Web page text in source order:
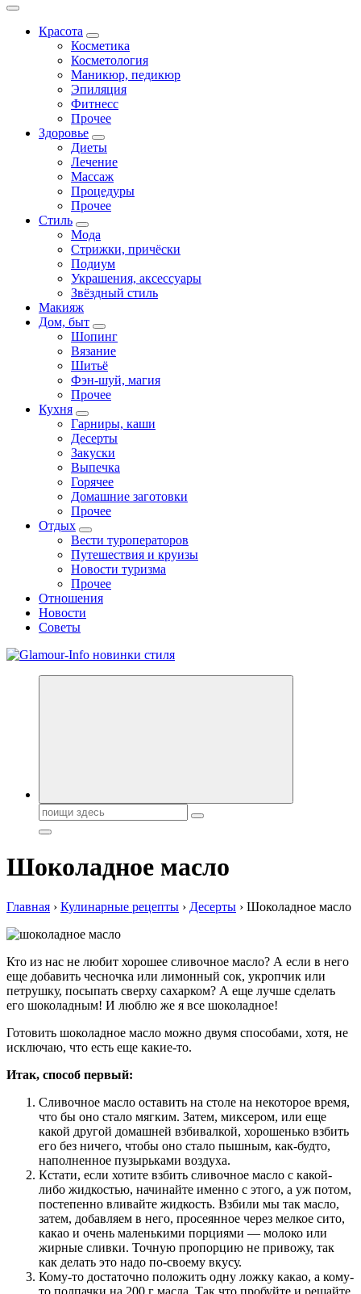
Красота
Косметика
Косметология
Маникюр, педикюр
Эпиляция
Фитнесс
Прочее
Здоровье
Диеты
Лечение
Массаж
Процедуры
Прочее
Стиль
Мода
Стрижки, причёски
Подиум
Украшения, аксессуары
Звёздный стиль
Макияж
Дом, быт
Шопинг
Вязание
Шитьё
Фэн-шуй, магия
Прочее
Кухня
Гарниры, каши
Десерты
Закуски
Выпечка
Горячее
Домашние заготовки
Прочее
Отдых
Вести туроператоров
Путешествия и круизы
Новости туризма
Прочее
Отношения
Новости
Советы
Секреты молодости, красоты и долголетия. Гламурный журнал
Поиск:
Шоколадное масло
Главная › Кулинарные рецепты › Десерты › Шоколадное масло
Кто из нас не любит хорошее сливочное масло? А если в него
еще добавить чесночка или лимонный сок, укропчик или
петрушку, посыпать сверху сахарком? А еще лучше сделать
его шоколадным! И люблю же я все шоколадное!
Готовить шоколадное масло можно двумя способами, хотя, не
исключаю, что есть еще какие-то.
Итак, способ первый:
Сливочное масло оставить на столе на некоторое время,
что бы оно стало мягким. Затем, миксером, или еще
какой другой домашней взбивалкой, хорошенько взбить
его без ничего, чтобы оно стало пышным, как-будто,
наполненное пузырьками воздуха.
Кстати, если хотите взбить сливочное масло с какой-
либо жидкостью, начинайте именно с этого, а уж потом,
постепенно вливайте жидкость. Взбили мы так масло,
затем, добавляем в него, просеянное через мелкое сито,
какао и очень маленькими порциями — молоко или
жирные сливки. Точную пропорцию не привожу, так
как делать это надо по-своему вкусу.
Кому-то достаточно положить одну ложку какао, а кому-
то полпачки на 200 г масла. Так что пробуйте и решайте